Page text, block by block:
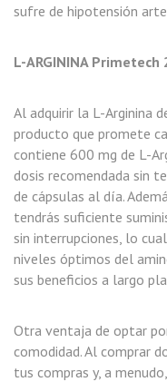
sufre de hipotensión
L-ARGININA
Al adquirir la L-Arginina
producto que promete
contiene 600 mg de L-
dosis recomendada sin
de cápsulas al día.
tendrás suficiente
sin interrupciones, lo
niveles óptimos del
sus beneficios a largo
Otra ventaja de optar
comodidad. Al comprar
tus compras y, a